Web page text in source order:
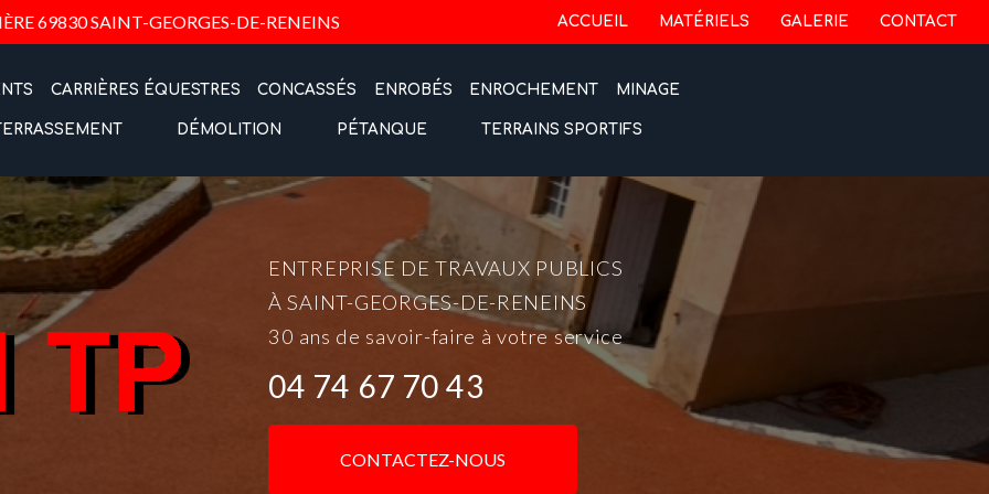
69830 SAINT-GEORGES-DE-RENEINS Navigation secondaire
ACCUEIL MATÉRIELS GALERIE CONTACT
CARRIÈRES ÉQUESTRES CONCASSÉS ENROBÉS ENROCHEMENT MINAGE
DÉMOLITION PÉTANQUE TERRAINS SPORTIFS
ENTREPRISE DE TRAVAUX PUBLICS
À SAINT-GEORGES-DE-RENEINS
30 ans de savoir-faire à votre service
04 74 67 70 43
CONTACTEZ-NOUS